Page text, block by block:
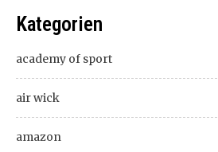
Kategorien
academy of sport
air wick
amazon